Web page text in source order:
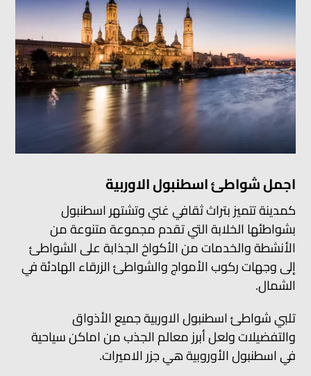
اجمل شواطئ اسطنبول الاوربية
كمدينة تتميز بتراث ثقافي غني وتشتهر اسطنبول
بشواطئها الخلابة التي تقدم مجموعة متنوعة من
الأنشطة والخدمات من الأكواخ الجذابة على الشواطئ
إلى وجهات ركوب الأمواج والشواطئ الزرقاء الهادئة في
الشمال.
تلبي شواطئ اسطنبول الاوربية جميع الأذواق
والتفضيلات ولعل أبرز معالم الجذب من اماكن سياحية
في اسطنبول الأوروبية هي جزر الاميرات.